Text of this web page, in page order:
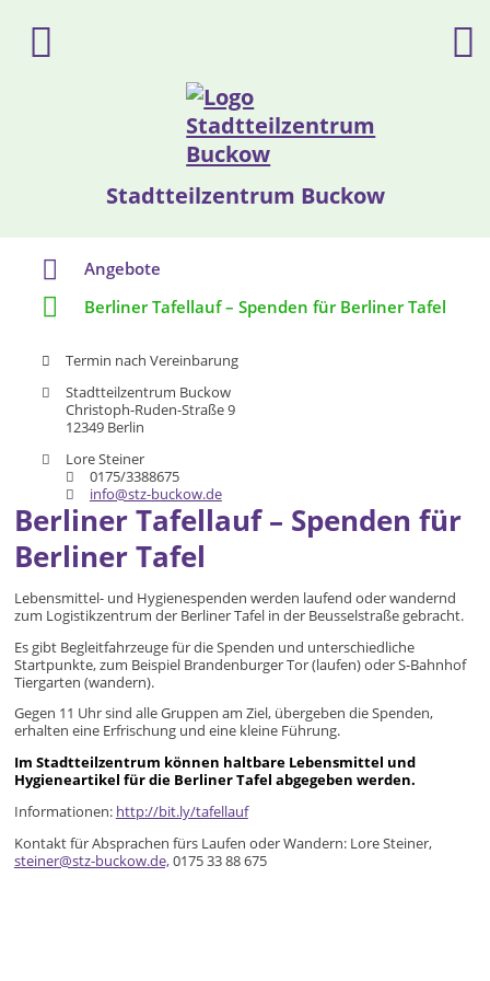
Stadtteilzentrum Buckow
Berliner Tafellauf – Spenden für
Berliner Tafel
Lebensmittel- und Hygienespenden werden laufend oder wandernd
zum Logistikzentrum der Berliner Tafel in der Beusselstraße gebracht.
Es gibt Begleitfahrzeuge für die Spenden und unterschiedliche
Startpunkte, zum Beispiel Brandenburger Tor (laufen) oder S-Bahnhof
Tiergarten (wandern).
Gegen 11 Uhr sind alle Gruppen am Ziel, übergeben die Spenden,
erhalten eine Erfrischung und eine kleine Führung.
Im Stadtteilzentrum können haltbare Lebensmittel und
Hygieneartikel für die Berliner Tafel abgegeben werden.
Informationen: http://bit.ly/tafellauf
Kontakt für Absprachen fürs Laufen oder Wandern: Lore Steiner,
steiner@stz-buckow.de,0175 33 88 675
Angebote
Berliner Tafellauf – Spenden für Berliner Tafel
Termin nach Vereinbarung
Stadtteilzentrum Buckow
Christoph-Ruden-Straße 9
12349 Berlin
Lore Steiner
0175/3388675
info@stz-buckow.de